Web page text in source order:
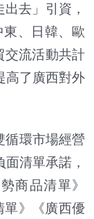
去」引資，
、日韓、歐
交流活動共計
高了廣西對外
環市場經營
清單承諾，
商品清單》
單》《廣西優